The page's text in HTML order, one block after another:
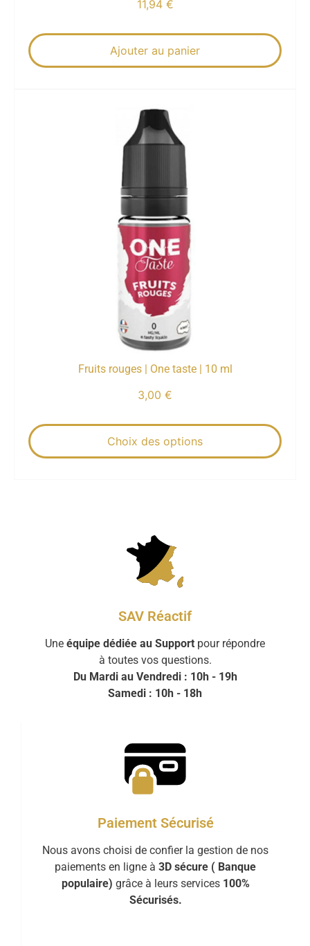
11,94 €
Ajouter au panier
Fruits rouges | One taste | 10 ml
3,00 €
Choix des options
SAV Réactif
Une équipe dédiée au Support pour répondre
à toutes vos questions.
Du Mardi au Vendredi : 10h - 19h
Samedi : 10h - 18h
Paiement Sécurisé
Nous avons choisi de confier la gestion de nos
paiements en ligne à 3D sécure ( Banque
populaire) grâce à leurs services 100%
Sécurisés.